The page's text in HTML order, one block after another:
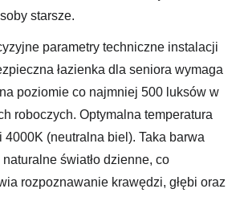
starsze.
parametry techniczne instalacji
łazienka dla seniora wymaga
poziomie co najmniej 500 luksów w
roboczych. Optymalna temperatura
4000K (neutralna biel). Taka barwa
światło dzienne, co
rozpoznawanie krawędzi, głębi oraz